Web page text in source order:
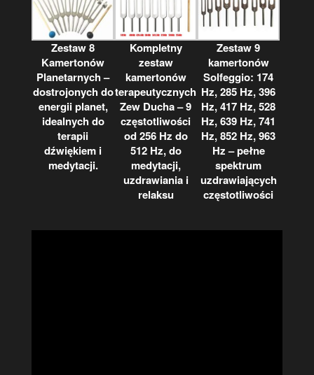
Zestaw 8
Kamertonów
Planetarnych –
dostrojonych do
energii planet,
idealnych do
terapii
dźwiękiem i
medytacji.
Kompletny
zestaw
kamertonów
terapeutycznych
Zew Ducha – 9
częstotliwości
od 256 Hz do
512 Hz, do
medytacji,
uzdrawiania i
relaksu
Zestaw 9
kamertonów
Solfeggio: 174
Hz, 285 Hz, 396
Hz, 417 Hz, 528
Hz, 639 Hz, 741
Hz, 852 Hz, 963
Hz – pełne
spektrum
uzdrawiających
częstotliwości